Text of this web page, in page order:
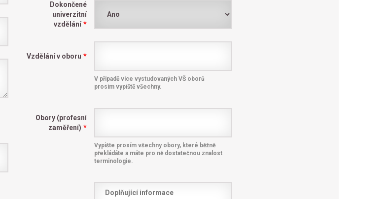
Dokončené
univerzitní
vzdělání *
Vzdělání v oboru *
V případě více vystudovaných VŠ oborů
prosím vypiště všechny.
Obory (profesní
zaměření) *
Vypište prosím všechny obory, které běžně
překládáte a máte pro ně dostatečnou znalost
terminologie.